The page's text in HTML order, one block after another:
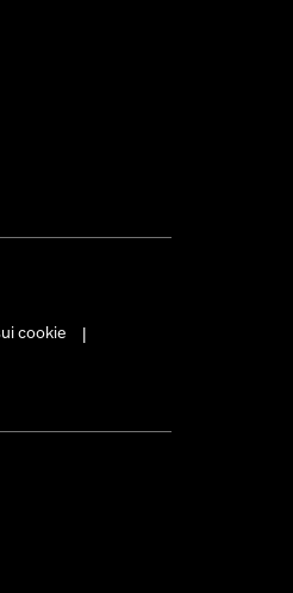
cookie